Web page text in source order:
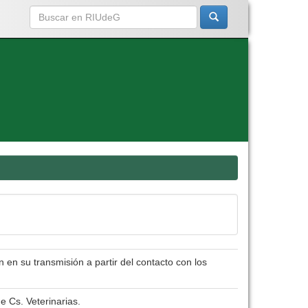
en su transmisión a partir del contacto con los
Cs. Veterinarias.